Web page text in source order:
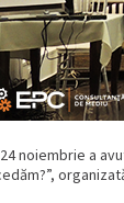
noiembrie a